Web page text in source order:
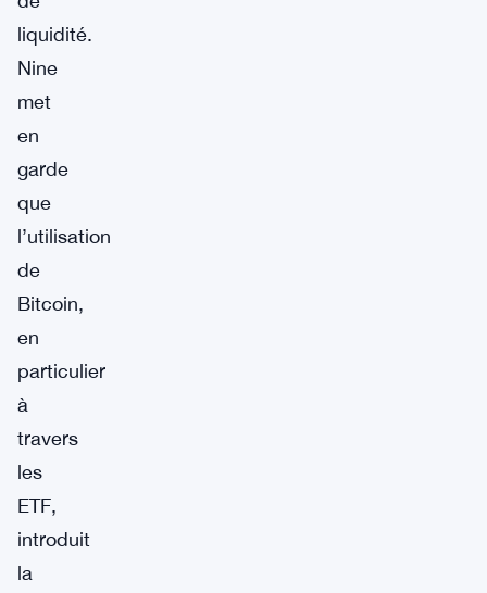
liquidité.
Nine
met
en
garde
que
l’utilisation
de
Bitcoin,
en
particulier
à
travers
les
ETF,
introduit
la